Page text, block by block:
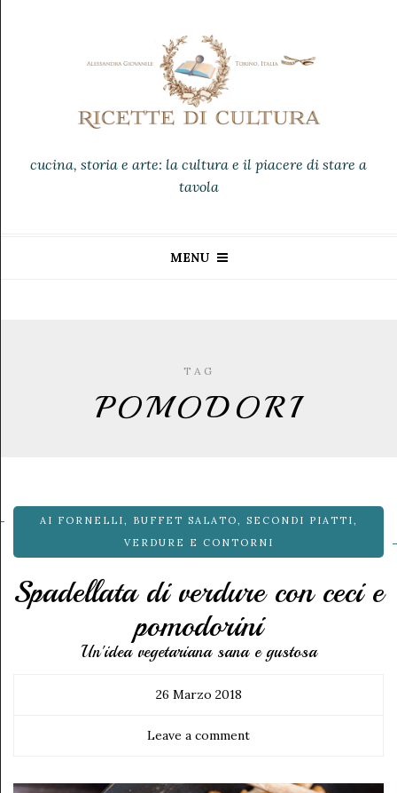
cucina, storia e arte: la cultura e il piacere di stare a
tavola
MENU
TAG
POMODORI
AI FORNELLI , BUFFET SALATO , SECONDI PIATTI ,
VERDURE E CONTORNI
Spadellata di verdure con ceci e
pomodorini
Un'idea vegetariana sana e gustosa
26 Marzo 2018
Leave a comment